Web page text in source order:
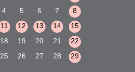
4 5 6 7
8
11 12 13 14
15
18 19 20 21
22
25 26 27 28
29